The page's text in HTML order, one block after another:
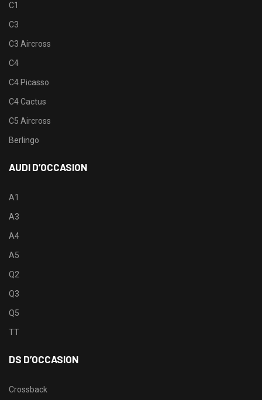
C1
C3
C3 Aircross
C4
C4 Picasso
C4 Cactus
C5 Aircross
Berlingo
AUDI D’OCCASION
A1
A3
A4
A5
Q2
Q3
Q5
TT
DS D’OCCASION
Crossback